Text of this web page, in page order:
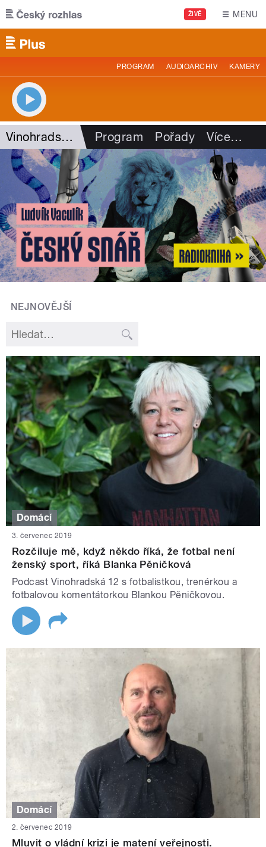
Přejít k hlavnímu obsahu
ŽIVĚ MENU
PROGRAM AUDIOARCHIV KAMERY
Vinohradská 12 Program Pořady Více…
NEJNOVĚJŠÍ
Domácí
3. červenec 2019
Rozčiluje mě, když někdo říká, že fotbal není
ženský sport, říká Blanka Pěničková
Podcast Vinohradská 12 s fotbalistkou, trenérkou a
fotbalovou komentátorkou Blankou Pěničkovou.
Domácí
2. červenec 2019
Mluvit o vládní krizi je matení veřejnosti.